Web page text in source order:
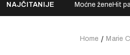
NAJČITANIJE Moćne žene Hit
Home Marie